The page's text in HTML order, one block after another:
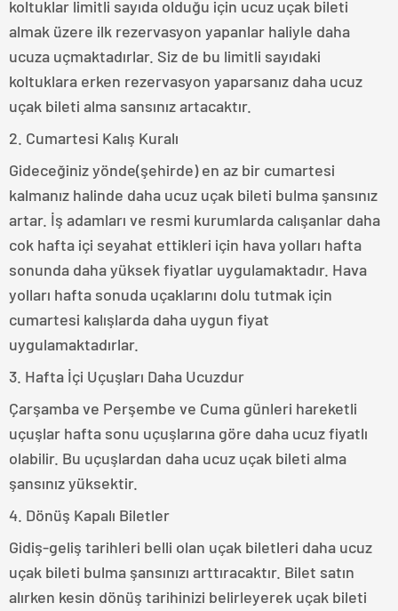
koltuklar limitli sayıda olduğu için ucuz uçak bileti
almak üzere ilk rezervasyon yapanlar haliyle daha
ucuza uçmaktadırlar. Siz de bu limitli sayıdaki
koltuklara erken rezervasyon yaparsanız daha ucuz
uçak bileti alma sansınız artacaktır.
2. Cumartesi Kalış Kuralı
Gideceğiniz yönde(şehirde) en az bir cumartesi
kalmanız halinde daha ucuz uçak bileti bulma şansınız
artar. İş adamları ve resmi kurumlarda calışanlar daha
cok hafta içi seyahat ettikleri için hava yolları hafta
sonunda daha yüksek fiyatlar uygulamaktadır. Hava
yolları hafta sonuda uçaklarını dolu tutmak için
cumartesi kalışlarda daha uygun fiyat
uygulamaktadırlar.
3. Hafta İçi Uçuşları Daha Ucuzdur
Çarşamba ve Perşembe ve Cuma günleri hareketli
uçuşlar hafta sonu uçuşlarına göre daha ucuz fiyatlı
olabilir. Bu uçuşlardan daha ucuz uçak bileti alma
şansınız yüksektir.
4. Dönüş Kapalı Biletler
Gidiş-geliş tarihleri belli olan uçak biletleri daha ucuz
uçak bileti bulma şansınızı arttıracaktır. Bilet satın
alırken kesin dönüş tarihinizi belirleyerek uçak bileti